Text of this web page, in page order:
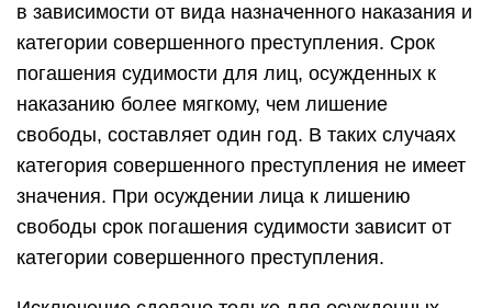
в зависимости от вида назначенного наказания и
категории совершенного преступления. Срок
погашения судимости для лиц, осужденных к
наказанию более мягкому, чем лишение
свободы, составляет один год. В таких случаях
категория совершенного преступления не имеет
значения. При осуждении лица к лишению
свободы срок погашения судимости зависит от
категории совершенного преступления.